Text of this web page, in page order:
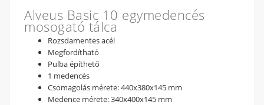
Alveus Basic 10 egymedencés
mosogató tálca
Rozsdamentes acél
Megfordítható
Pulba építhető
1 medencés
Csomagolás mérete: 440x380x145 mm
Medence mérete: 340x400x145 mm